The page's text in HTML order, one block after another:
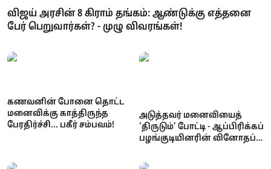
விஜய் அரசின் 8 கிராம் தங்கம்: ஆண்டுக்கு எத்தனை
பேர் பெறுவார்கள்? - முழு விவரங்கள்!
கணவனின் போனை தொட்ட
மனைவிக்கு காத்திருந்த
பேரதிர்ச்சி... பகீர் சம்பவம்!
அடுத்தவர் மனைவியைத்
'திருடும்' போட்டி - ஆப்பிரிக்கப்
பழங்குடியினரின் வினோதப்